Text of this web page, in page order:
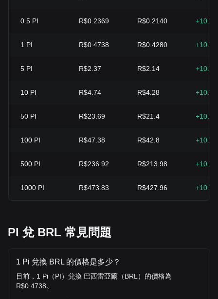
0.5 PI R$0.2369 R$0.2140
1 PI R$0.4738 R$0.4280
5 PI R$2.37 R$2.14
10 PI R$4.74 R$4.28
50 PI R$23.69 R$21.4
100 PI R$47.38 R$42.8
500 PI R$236.92 R$213.98
1000 PI R$473.83 R$427.96
PI 兌 BRL 常見問題
1 Pi 兌換 BRL 的價格是多少？
目前，1 Pi（PI）兌換 巴西雷亞爾（BRL）的價格為
R$0.4738。